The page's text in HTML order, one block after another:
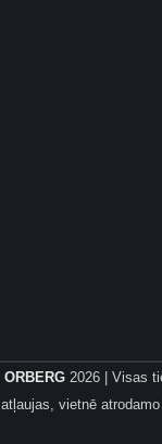
ORBERG 2026 | Visas
atļaujas, vietnē